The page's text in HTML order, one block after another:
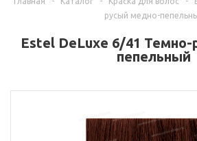
русый медно-
Estel DeLuxe 6/41
пепельный